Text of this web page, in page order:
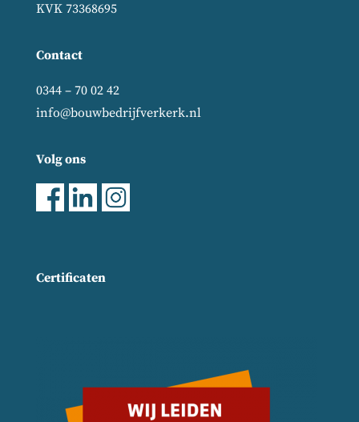
KVK 73368695
Contact
0344 – 70 02 42
info@bouwbedrijfverkerk.nl
Volg ons
Certificaten